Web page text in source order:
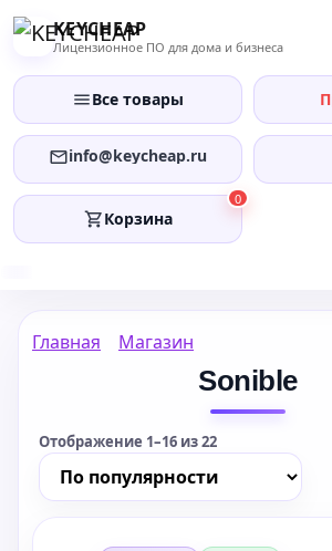
Перейти
KEYCHEAP
Лицензионное ПО для дома и бизнеса
Все товары
info@keycheap.ru
0
Корзина
Главная Магазин
Sonible
Отображение 1–16 из 22